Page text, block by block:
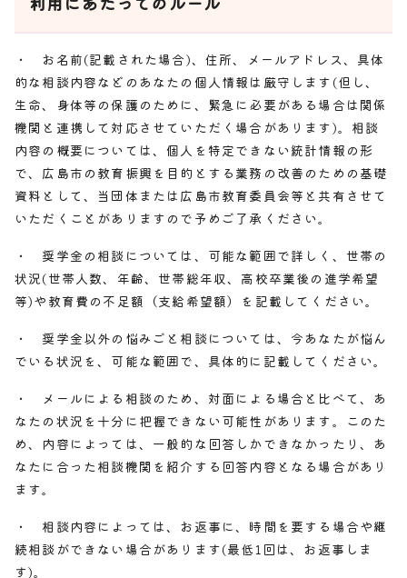
・ お名前(記載された場合)、住所、メールアドレス、具体
的な相談内容などのあなたの個人情報は厳守します(但し、
生命、身体等の保護のために、緊急に必要がある場合は関係
機関と連携して対応させていただく場合があります)。相談
内容の概要については、個人を特定できない統計情報の形
で、広島市の教育振興を目的とする業務の改善のための基礎
資料として、当団体または広島市教育委員会等と共有させて
いただくことがありますので予めご了承ください。
・ 奨学金の相談については、可能な範囲で詳しく、世帯の
状況(世帯人数、年齢、世帯総年収、高校卒業後の進学希望
等)や教育費の不足額（支給希望額）を記載してください。
・ 奨学金以外の悩みごと相談については、今あなたが悩ん
でいる状況を、可能な範囲で、具体的に記載してください。
・ メールによる相談のため、対面による場合と比べて、あ
なたの状況を十分に把握できない可能性があります。このた
め、内容によっては、一般的な回答しかできなかったり、あ
なたに合った相談機関を紹介する回答内容となる場合があり
ます。
・ 相談内容によっては、お返事に、時間を要する場合や継
続相談ができない場合があります(最低1回は、お返事しま
す)。